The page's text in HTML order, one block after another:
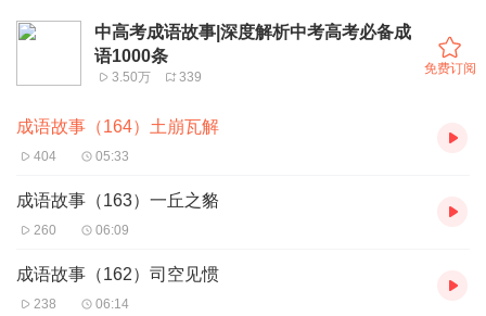
中高考成语故事|深度解析中考高考必备成
语1000条
3.50万 339
免费订阅
成语故事（164）土崩瓦解
404 05:33
成语故事（163）一丘之貉
260 06:09
成语故事（162）司空见惯
238 06:14